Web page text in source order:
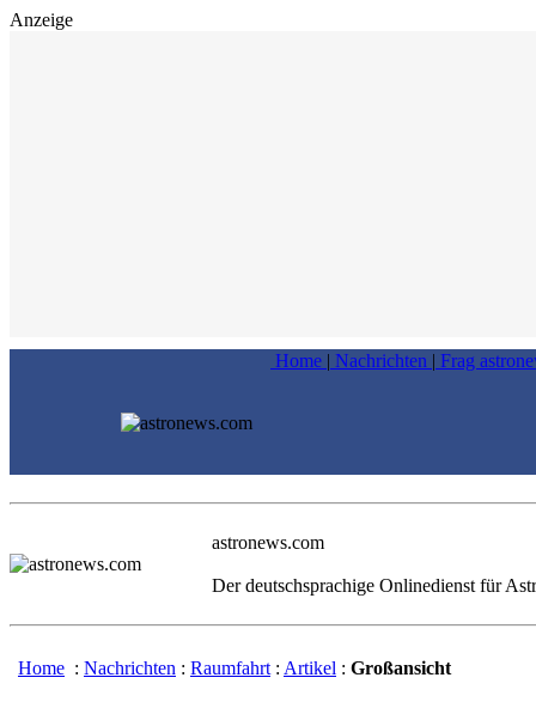
Anzeige
Home | Nachrichten | Frag
astronews.com
Der deutschsprachige Onlinedienst für
Home : Nachrichten : Raumfahrt : Artikel : Großansicht